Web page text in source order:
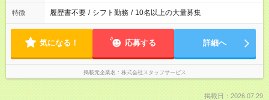
特徴 履歴書不要 / シフト勤務 / 10名以上の大量募集
気になる！ 応募する 詳細へ
掲載元企業名 株式会社スタッフサービス
掲載日：2026.07.29